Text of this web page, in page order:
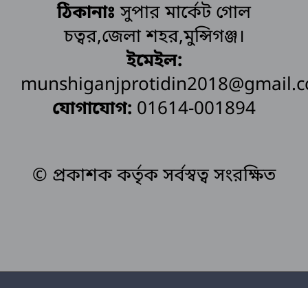
ঠিকানাঃ সুপার মার্কেট গোল
চত্বর,জেলা শহর,মুন্সিগঞ্জ।
ইমেইল:
যোগাযোগ: 01614-001894
© প্রকাশক কর্তৃক সর্বস্বত্ব সংরক্ষিত